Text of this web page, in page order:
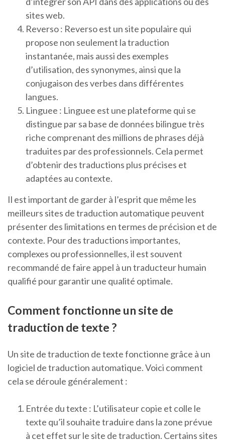
sites web.
Reverso : Reverso est un site populaire qui
propose non seulement la traduction
instantanée, mais aussi des exemples
d’utilisation, des synonymes, ainsi que la
conjugaison des verbes dans différentes
langues.
Linguee : Linguee est une plateforme qui se
distingue par sa base de données bilingue très
riche comprenant des millions de phrases déjà
traduites par des professionnels. Cela permet
d’obtenir des traductions plus précises et
adaptées au contexte.
Il est important de garder à l’esprit que même les
meilleurs sites de traduction automatique peuvent
présenter des limitations en termes de précision et de
contexte. Pour des traductions importantes,
complexes ou professionnelles, il est souvent
recommandé de faire appel à un traducteur humain
qualifié pour garantir une qualité optimale.
Comment fonctionne un site de
traduction de texte ?
Un site de traduction de texte fonctionne grâce à un
logiciel de traduction automatique. Voici comment
cela se déroule généralement :
Entrée du texte : L’utilisateur copie et colle le
texte qu’il souhaite traduire dans la zone prévue
à cet effet sur le site de traduction. Certains sites